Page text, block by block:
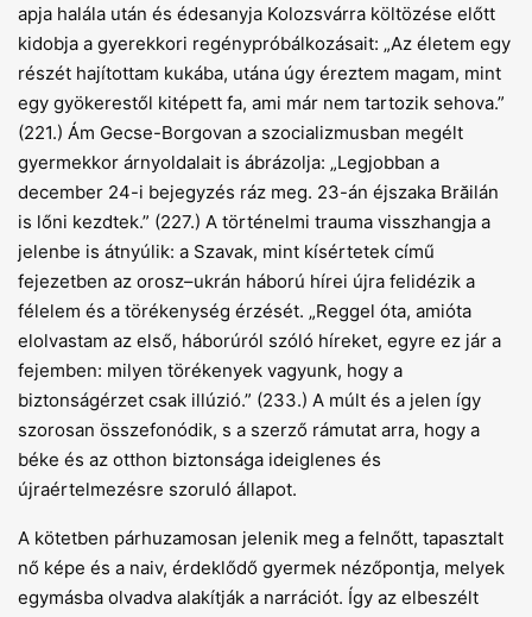
apja halála után és édesanyja Kolozsvárra költözése előtt
kidobja a gyerekkori regénypróbálkozásait: „Az életem egy
részét hajítottam kukába, utána úgy éreztem magam, mint
egy gyökerestől kitépett fa, ami már nem tartozik sehova.”
(221.) Ám Gecse-Borgovan a szocializmusban megélt
gyermekkor árnyoldalait is ábrázolja: „Legjobban a
december 24-i bejegyzés ráz meg. 23-án éjszaka Brăilán
is lőni kezdtek.” (227.) A történelmi trauma visszhangja a
jelenbe is átnyúlik: a Szavak, mint kísértetek című
fejezetben az orosz–ukrán háború hírei újra felidézik a
félelem és a törékenység érzését. „Reggel óta, amióta
elolvastam az első, háborúról szóló híreket, egyre ez jár a
fejemben: milyen törékenyek vagyunk, hogy a
biztonságérzet csak illúzió.” (233.) A múlt és a jelen így
szorosan összefonódik, s a szerző rámutat arra, hogy a
béke és az otthon biztonsága ideiglenes és
újraértelmezésre szoruló állapot.
A kötetben párhuzamosan jelenik meg a felnőtt, tapasztalt
nő képe és a naiv, érdeklődő gyermek nézőpontja, melyek
egymásba olvadva alakítják a narrációt. Így az elbeszélt